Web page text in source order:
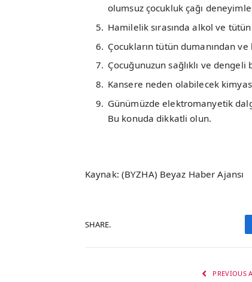
olumsuz çocukluk çağı
Hamilelik sırasında alkol ve
Çocukların tütün dumanından
Çocuğunuzun sağlıklı ve dengeli
Kansere neden olabilecek
Günümüzde elektromanyetik
Bu konuda dikkatli olun.
Kaynak: (BYZHA) Beyaz Haber Ajansı
SHARE.
PREVIOUS